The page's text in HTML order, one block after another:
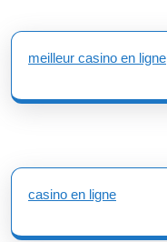
meilleur casino en ligne
casino en ligne